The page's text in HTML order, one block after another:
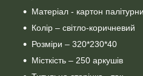
Матеріал - картон
Колір – світло-коричневий
Розміри – 320*230*40
Місткість – 250 аркушів